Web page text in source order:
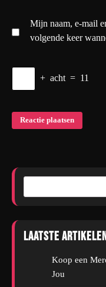
Mijn naam, e-mail
volgende keer
+ acht = 11
Laatste
Koop een
Jou